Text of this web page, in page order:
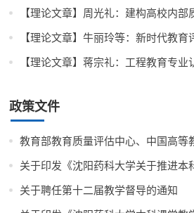
【理论文章】蒋宗礼：工程教育专
政策文件
关于聘任第十二届教学督导的通知